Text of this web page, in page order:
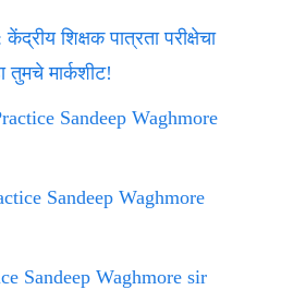
शिक्षक पात्रता परीक्षेचा
तुमचे मार्कशीट!
Sandeep Waghmore
Sandeep Waghmore
Sandeep Waghmore sir